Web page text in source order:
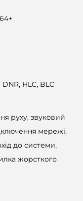
HLC, BLC
руху, звуковий
мережі,
до системи,
жорсткого